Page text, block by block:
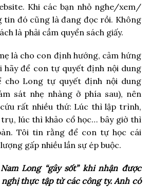
Khi các bạn nhỏ nghe/xem/
tin đó cũng là đang đọc rồi. Không
là phải cầm quyển sách giấy.
là cho con định hướng, cảm hứng
hãy để con tự quyết định nội dung
cho Long tự quyết định nội dung
sát nhẹ nhàng ở phía sau), nên
rất nhiều thứ: Lúc thì lập trình,
lúc thì khảo cổ học… bây giờ thì
Tôi tin rằng để con tự học cái
gấp nhiều lần sự ép buộc.
Long “gây sốt” khi nhận được
thực tập từ các công ty. Anh có